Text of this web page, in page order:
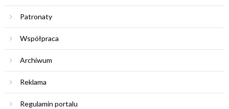
Patronaty
Współpraca
Archiwum
Reklama
Regulamin portalu